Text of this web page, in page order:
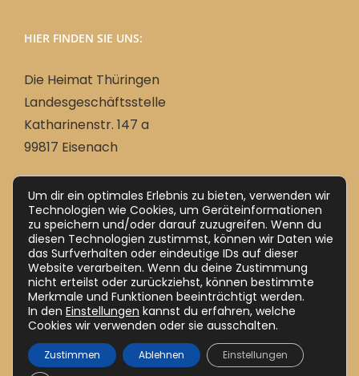
HIER FINDEN SIE UNS:
Die Heimat Thüringen
Landesgeschäftsstelle
Katharinenstr. 147 a
99817 Eisenach
Deutsch
Magyar(Ungarisch)
ImpressumDatenschutz (DSGVO)
Um dir ein optimales Erlebnis zu bieten, verwenden wir
Technologien wie Cookies, um Geräteinformationen
zu speichern und/oder darauf zuzugreifen. Wenn du
diesen Technologien zustimmst, können wir Daten wie
das Surfverhalten oder eindeutige IDs auf dieser
Website verarbeiten. Wenn du deine Zustimmung
nicht erteilst oder zurückziehst, können bestimmte
Merkmale und Funktionen beeinträchtigt werden.
In den Einstellungen kannst du erfahren, welche
Cookies wir verwenden oder sie ausschalten.
Zustimmen Ablehnen Einstellungen